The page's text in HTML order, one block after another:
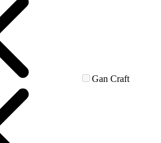
Gan Craft